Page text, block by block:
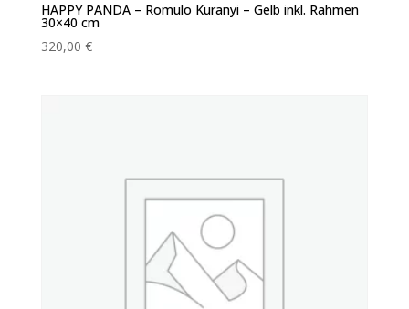
HAPPY PANDA – Romulo Kuranyi – Gelb inkl. Rahmen
30×40 cm
320,00 €